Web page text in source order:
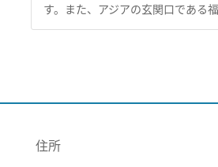
す。また、アジアの玄関口である
住所